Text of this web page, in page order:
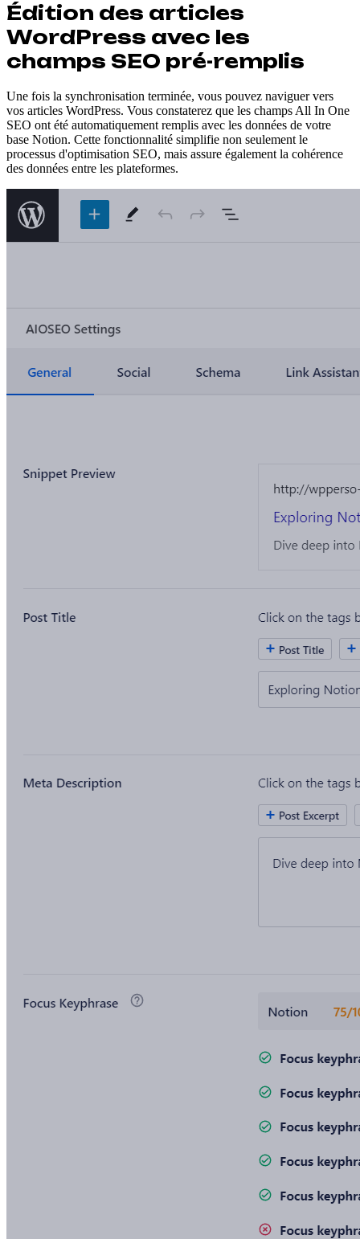
Édition des articles
WordPress avec les
champs SEO pré-remplis
Une fois la synchronisation terminée, vous pouvez naviguer vers
vos articles WordPress. Vous constaterez que les champs All In One
SEO ont été automatiquement remplis avec les données de votre
base Notion. Cette fonctionnalité simplifie non seulement le
processus d'optimisation SEO, mais assure également la cohérence
des données entre les plateformes.